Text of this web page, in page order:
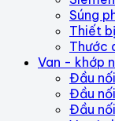
Súng
Thiết
Thước
Van - khớp
Đầu nối
Đầu
Đầu